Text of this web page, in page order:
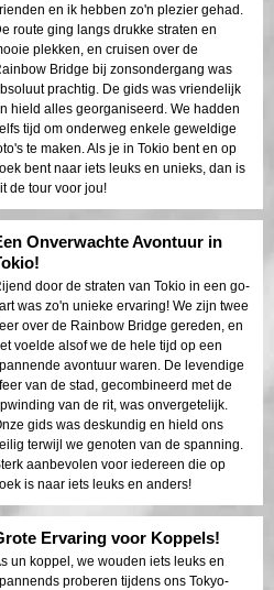
en ik hebben zo'n plezier gehad.
route ging langs drukke straten en
plekken, en cruisen over de
Bridge bij zonsondergang was
prachtig. De gids was vriendelijk
hield alles georganiseerd. We hadden
tijd om onderweg enkele geweldige
te maken. Als je in Tokio bent en op
bent naar iets leuks en unieks, dan is
de tour voor jou!
Onverwachte Avontuur in
door de straten van Tokio in een go-
was zo'n unieke ervaring! We zijn twee
over de Rainbow Bridge gereden, en
voelde alsof we de hele tijd op een
avontuur waren. De levendige
van de stad, gecombineerd met de
van de rit, was onvergetelijk.
gids was deskundig en hield ons
terwijl we genoten van de spanning.
aanbevolen voor iedereen die op
is naar iets leuks en anders!
Ervaring voor Koppels!
un koppel, we wouden iets leuks en
proberen tijdens ons Tokyo-